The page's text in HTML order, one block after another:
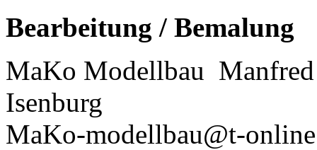
Bearbeitung / Bemalung
MaKo Modellbau
Isenburg
MaKo-modellbau@t-